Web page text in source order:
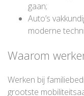
gaan;
Auto’s
moderne
Waarom
Werken bij
grootste